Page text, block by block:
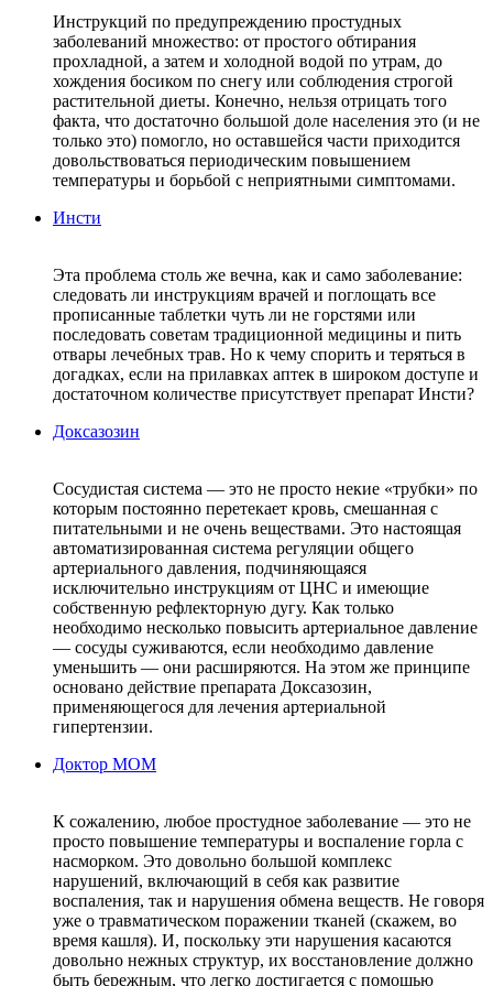
Инструкций по предупреждению простудных
заболеваний множество: от простого обтирания
прохладной, а затем и холодной водой по утрам, до
хождения босиком по снегу или соблюдения строгой
растительной диеты. Конечно, нельзя отрицать того
факта, что достаточно большой доле населения это (и не
только это) помогло, но оставшейся части приходится
довольствоваться периодическим повышением
температуры и борьбой с неприятными симптомами.
Инсти
Эта проблема столь же вечна, как и само заболевание:
следовать ли инструкциям врачей и поглощать все
прописанные таблетки чуть ли не горстями или
последовать советам традиционной медицины и пить
отвары лечебных трав. Но к чему спорить и теряться в
догадках, если на прилавках аптек в широком доступе и
достаточном количестве присутствует препарат Инсти?
Доксазозин
Сосудистая система — это не просто некие «трубки» по
которым постоянно перетекает кровь, смешанная с
питательными и не очень веществами. Это настоящая
автоматизированная система регуляции общего
артериального давления, подчиняющаяся
исключительно инструкциям от ЦНС и имеющие
собственную рефлекторную дугу. Как только
необходимо несколько повысить артериальное давление
— сосуды суживаются, если необходимо давление
уменьшить — они расширяются. На этом же принципе
основано действие препарата Доксазозин,
применяющегося для лечения артериальной
гипертензии.
Доктор МОМ
К сожалению, любое простудное заболевание — это не
просто повышение температуры и воспаление горла с
насморком. Это довольно большой комплекс
нарушений, включающий в себя как развитие
воспаления, так и нарушения обмена веществ. Не говоря
уже о травматическом поражении тканей (скажем, во
время кашля). И, поскольку эти нарушения касаются
довольно нежных структур, их восстановление должно
быть бережным, что легко достигается с помощью